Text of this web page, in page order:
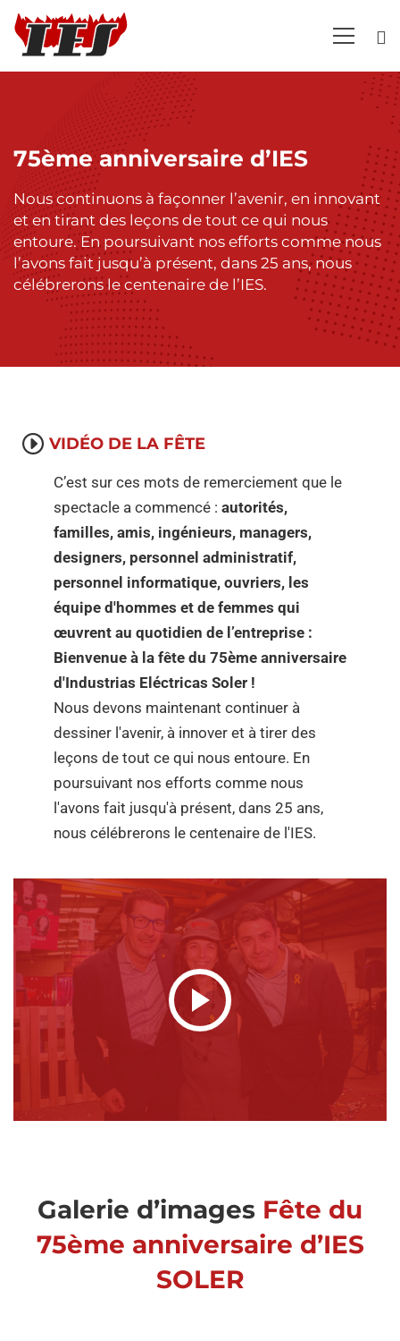
75ème
anniversaire
75ème anniversaire d’IES
Nous continuons à façonner l’avenir, en innovant
et en tirant des leçons de tout ce qui nous
entoure. En poursuivant nos efforts comme nous
l’avons fait jusqu’à présent, dans 25 ans, nous
célébrerons le centenaire de l’IES.
VIDÉO DE LA FÊTE
C’est sur ces mots de remerciement que le
spectacle a commencé : autorités,
familles, amis, ingénieurs, managers,
designers, personnel administratif,
personnel informatique, ouvriers, les
équipe d'hommes et de femmes qui
œuvrent au quotidien de l’entreprise :
Bienvenue à la fête du 75ème anniversaire
d'Industrias Eléctricas Soler !
Nous devons maintenant continuer à
dessiner l'avenir, à innover et à tirer des
leçons de tout ce qui nous entoure. En
poursuivant nos efforts comme nous
l'avons fait jusqu'à présent, dans 25 ans,
nous célébrerons le centenaire de l'IES.
Galerie d’images Fête du
75ème anniversaire d’IES
SOLER